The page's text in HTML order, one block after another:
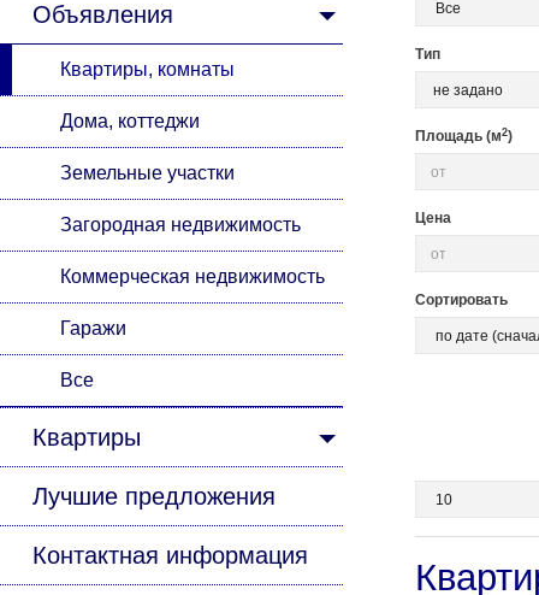
Объявления
Квартиры, комнаты
Дома, коттеджи
Земельные участки
Загородная недвижимость
Коммерческая недвижимость
Гаражи
Все
Квартиры
Лучшие предложения
Контактная информация
Тип
Площадь (м2)
Цена
Сортировать